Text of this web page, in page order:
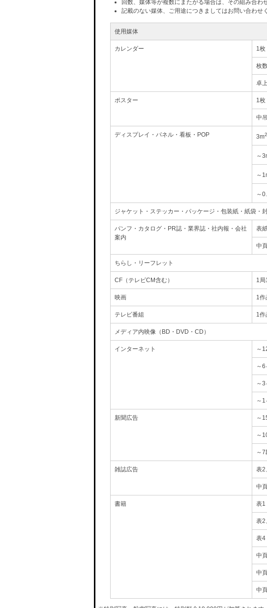
回数、媒体等が複数にまたがる場合は、その組み合わ
記載のない媒体、ご用途につきましてはお問い合わせ
使用媒体
カレンダー 1枚
枚
卓上
ポスター 1枚
中
ディスプレイ・パネル・看板・POP 3m2
～
～
～
ジャケット・ステッカー・パッケージ・包装紙・紙袋・
パンフ・カタログ・PR誌・業界誌・社内報・会社
案内
表
中
ちらし・リーフレット
CF（テレビCM含む） 1局
映画 1作
テレビ番組 1作
メディア内映像（BD・DVD・CD）
インターネット ～
～6
～3
～1
新聞広告 ～
～
～7
雑誌広告 表2
中
書籍 表1
表2
表4
中
中
中